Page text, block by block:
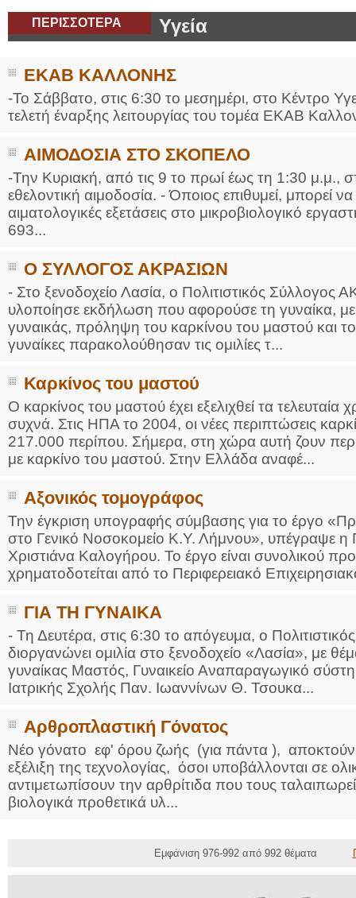
ΠΕΡΙΣΣΟΤΕΡΑ Υγεία
ΕΚΑΒ ΚΑΛΛΟΝΗΣ
-Το Σάββατο, στις 6:30 το μεσημέρι, στο Κέντρο
τελετή έναρξης λειτουργίας του τομέα ΕΚΑΒ
ΑΙΜΟΔΟΣΙΑ ΣΤΟ ΣΚΟΠΕΛΟ
-Την Κυριακή, από τις 9 το πρωί έως τη 1:30 μ.μ.,
εθελοντική αιμοδοσία. - Όποιος επιθυμεί, μπορεί
αιματολογικές εξετάσεις στο μικροβιολογικό
693...
Ο ΣΥΛΛΟΓΟΣ ΑΚΡΑΣΙΩΝ
- Στο ξενοδοχείο Λασία, ο Πολιτιστικός
υλοποίησε εκδήλωση που αφορούσε τη γυναίκα,
γυναικάς, πρόληψη του καρκίνου του μαστού και
γυναίκες παρακολούθησαν τις ομιλίες τ...
Καρκίνος του μαστού
Ο καρκίνος του μαστού έχει εξελιχθεί τα τελευταία
συχνά. Στις ΗΠΑ το 2004, οι νέες περιπτώσεις
217.000 περίπου. Σήμερα, στη χώρα αυτή ζουν
με καρκίνο του μαστού. Στην Ελλάδα αναφέ...
Αξονικός τομογράφος
Την έγκριση υπογραφής σύμβασης για το έργο
στο Γενικό Νοσοκομείο Κ.Υ. Λήμνου», υπέγραψε η
Χριστιάνα Καλογήρου. Το έργο είναι συνολικού
χρηματοδοτείται από το Περιφερειακό
ΓΙΑ ΤΗ ΓΥΝΑΙΚΑ
- Τη Δευτέρα, στις 6:30 το απόγευμα, ο
διοργανώνει ομιλία στο ξενοδοχείο «Λασία», με
γυναίκας Μαστός, Γυναικείο Αναπαραγωγικό
Ιατρικής Σχολής Παν. Ιωαννίνων Θ. Τσουκα...
Αρθροπλαστική Γόνατος
Νέο γόνατο εφ' όρου ζωής (για πάντα ),
εξέλιξη της τεχνολογίας, όσοι υποβάλλονται σε
αντιμετωπίσουν την αρθρίτιδα που τους
βιολογικά προθετικά υλ...
Εμφάνιση 976-992 από 992 θέματα